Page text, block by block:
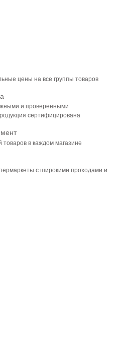
цены на все группы товаров
и проверенными
сертифицирована
в каждом магазине
с широкими проходами и